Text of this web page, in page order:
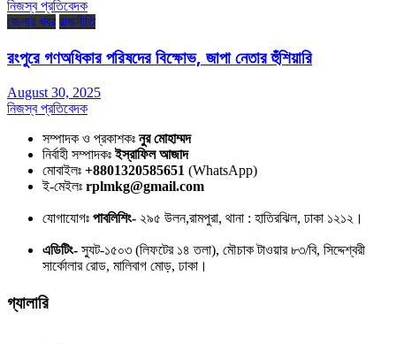
নিজস্ব প্রতিবেদক
জেলার খবর রাজনীতি
রংপুরে গণঅধিকার পরিষদের বিক্ষোভ, জাপা নেতার হুঁশিয়ারি
August 30, 2025
নিজস্ব প্রতিবেদক
সম্পাদক ও প্রকাশকঃ নুর মোহাম্মদ
নির্বাহী সম্পাদকঃইস্রাফিল আজাদ
মোবাইলঃ +8801320585651 (WhatsApp)
ই-মেইলঃ rplmkg@gmail.com
যোগাযোগঃ পাবলিশিং- ২৯৫ উলন,রামপুরা, থানা : হাতিরঝিল, ঢাকা ১২১২।
এডিটিং- স্যুট-১৫০৩ (লিফটের ১৪ তলা), মৌচাক টাওয়ার ৮৩/বি, সিদ্দেশ্বরী
সার্কোলার রোড, মালিবাগ মোড়, ঢাকা।
গ্যালারি